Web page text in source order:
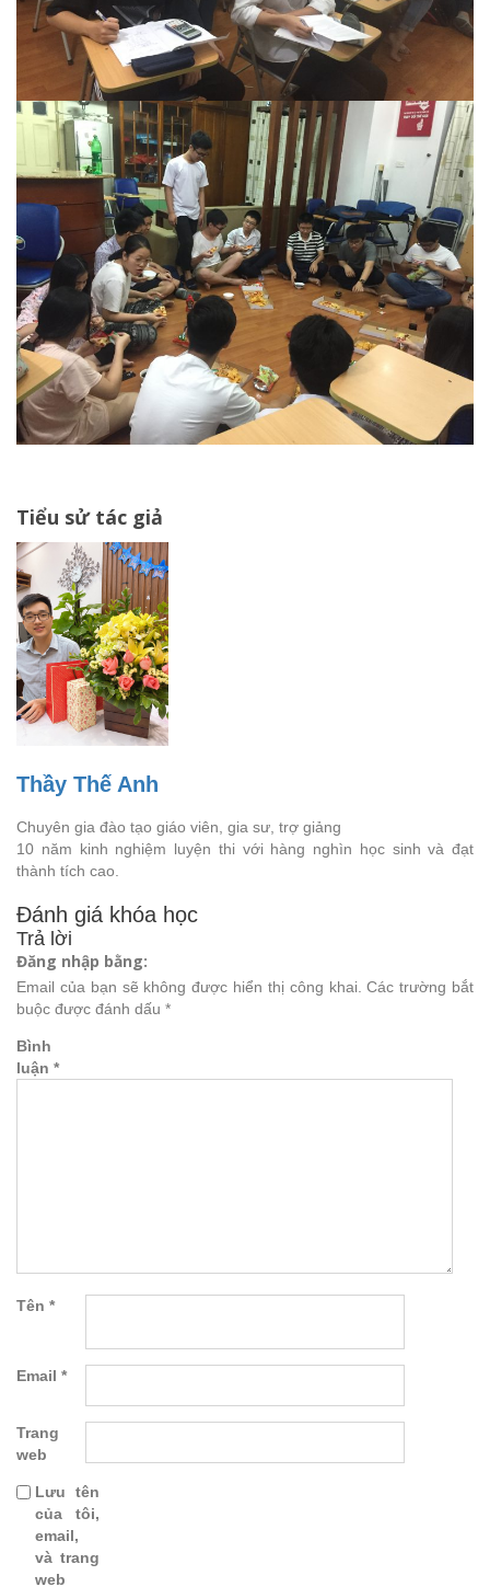
Tiểu sử tác giả
Thầy Thế Anh
Chuyên gia đào tạo giáo viên, gia sư, trợ giảng
10 năm kinh nghiệm luyện thi với hàng nghìn học sinh và đạt
thành tích cao.
Đánh giá khóa học
Trả lời
Đăng nhập bằng:
Email của bạn sẽ không được hiển thị công khai. Các trường bắt
buộc được đánh dấu *
Bình
luận *
Tên *
Email *
Trang
web
Lưu tên
của tôi,
email,
và trang
web